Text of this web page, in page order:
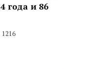
года и 86
1216